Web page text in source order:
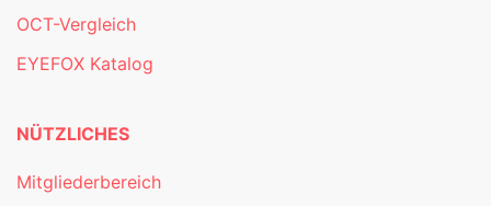
OCT-Vergleich
EYEFOX Katalog
NÜTZLICHES
Mitgliederbereich